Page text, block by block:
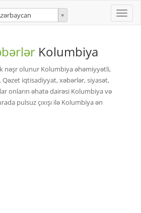
Toggle
Kolumbiya
nəşr olunur Kolumbiya əhəmiyyətli,
Qəzet iqtisadiyyat, xəbərlər, siyasət,
onların əhatə dairəsi Kolumbiya və
pulsuz çıxışı ilə Kolumbiya ən